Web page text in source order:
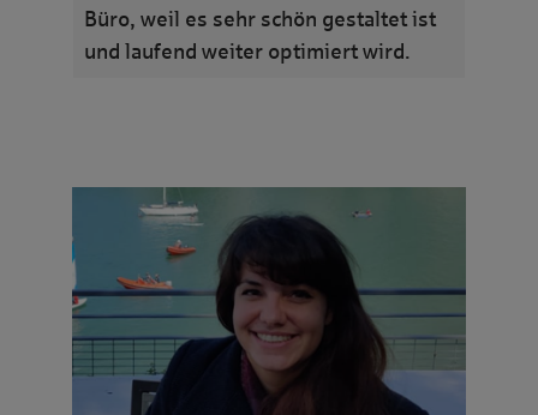
Büro, weil es sehr schön gestaltet ist
und laufend weiter optimiert wird.